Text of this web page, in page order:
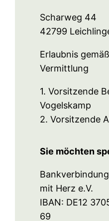
Scharweg 44
42799
Erlaubnis
Vermittlung
1. Vorsitzende
Vogelskamp
2. Vorsitzende
Sie möchten
mit Herz e.V.
IBAN: DE12
69